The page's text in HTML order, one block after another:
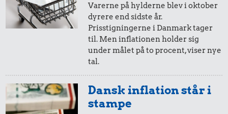
10,-
i 1983
= 11,-
i 1984
Varerne på hylderne blev i oktober
dyrere end sidste år.
Prisstigningerne i Danmark tager
til. Men inflationen holder sig
under målet på to procent, viser nye
tal.
Dansk inflation står i
stampe